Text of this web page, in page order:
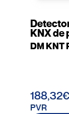
KNX de
DM KNT
188,32€
PVR